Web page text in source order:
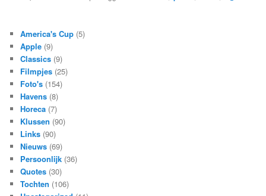
America's Cup (5)
Apple (9)
Classics (9)
Filmpjes (25)
Foto's (154)
Havens (8)
Horeca (7)
Klussen (90)
Links (90)
Nieuws (69)
Persoonlijk (36)
Quotes (30)
Tochten (106)